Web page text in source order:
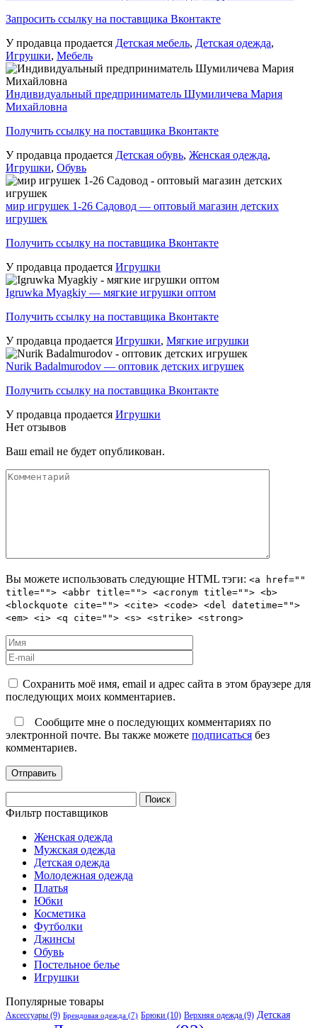
Запросить ссылку на поставщика Вконтакте
У продавца продается Детская мебель, Детская одежда,
Игрушки, Мебель
Индивидуальный предприниматель Шумиличева Мария
Михайловна
Получить ссылку на поставщика Вконтакте
У продавца продается Детская обувь, Женская одежда,
Игрушки, Обувь
мир игрушек 1-26 Садовод — оптовый магазин детских
игрушек
Получить ссылку на поставщика Вконтакте
У продавца продается Игрушки
Igruwka Myagkiy — мягкие игрушки оптом
Получить ссылку на поставщика Вконтакте
У продавца продается Игрушки, Мягкие игрушки
Nurik Badalmurodov — оптовик детских игрушек
Получить ссылку на поставщика Вконтакте
У продавца продается Игрушки
Нет отзывов
Ваш email не будет опубликован.
Вы можете использовать следующие HTML тэги: <a href=""
title=""> <abbr title=""> <acronym title=""> <b>
<blockquote cite=""> <cite> <code> <del datetime="">
<em> <i> <q cite=""> <s> <strike> <strong>
Сохранить моё имя, email и адрес сайта в этом браузере для
последующих моих комментариев.
Сообщите мне о последующих комментариях по
электронной почте. Вы также можете подписаться без
комментариев.
Фильтр поставщиков
Женская одежда
Мужская одежда
Детская одежда
Молодежная одежда
Платья
Юбки
Косметика
Футболки
Джинсы
Обувь
Постельное белье
Игрушки
Популярные товары
Аксессуары (9) Брендовая одежда (7) Брюки (10) Верхняя одежда (9) Детская